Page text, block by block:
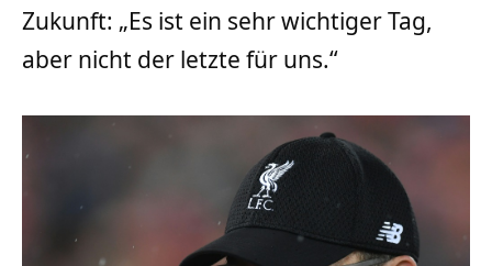
Zukunft: „Es ist ein sehr wichtiger Tag,
aber nicht der letzte für uns.“